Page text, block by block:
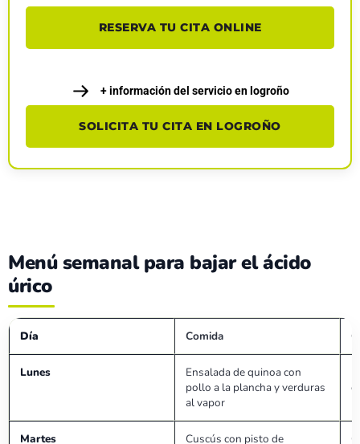
RESERVA TU CITA ONLINE
+ información del servicio en logroño
SOLICITA TU CITA EN LOGROÑO
Menú semanal para bajar el ácido
úrico
Día Comida
Lunes
Ensalada de quinoa con
pollo a la plancha y verduras
al vapor
Martes Cuscús con pisto de